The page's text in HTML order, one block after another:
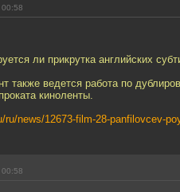
ли прикрутка английских
также ведется работа по
киноленты.
ru/news/12673-film-28-panfilovcev-